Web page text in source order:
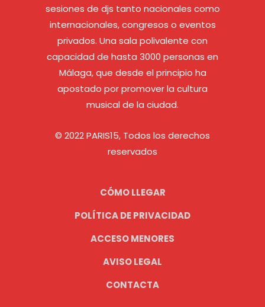
sesiones de djs tanto nacionales como
internacionales, congresos o eventos
privados. Una sala polivalente con
capacidad de hasta 3000 personas en
Málaga, que desde el principio ha
apostado por promover la cultura
musical de la ciudad.
© 2022 PARIS15, Todos los derechos
reservados
CÓMO LLEGAR
POLÍTICA DE PRIVACIDAD
ACCESO MENORES
AVISO LEGAL
CONTACTA